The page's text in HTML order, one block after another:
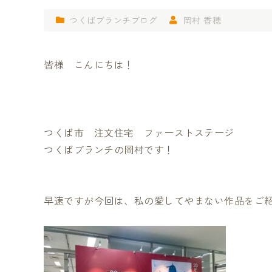
つくばブランチブログ 岡村 香穂
皆様 こんにちは！
つくば市 注文住宅 ファーストステージ
つくばブランチの岡村です！
早速ですが今回は、私の愛してやまない作品をご